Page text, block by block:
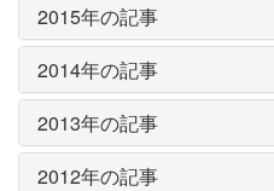
2015年の記事
2014年の記事
2013年の記事
2012年の記事